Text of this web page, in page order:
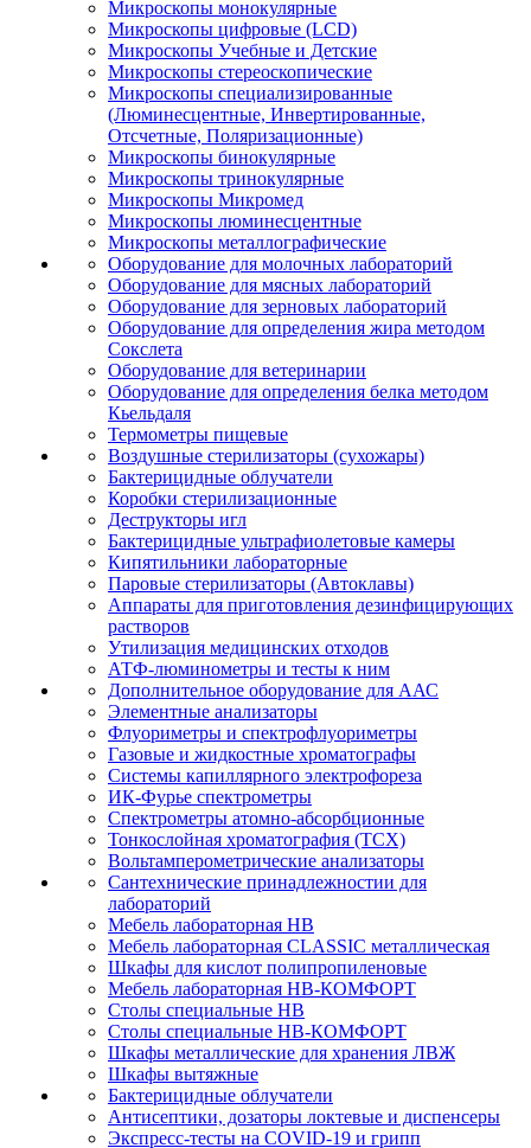
Микроскопы монокулярные
Микроскопы цифровые (LCD)
Микроскопы Учебные и Детские
Микроскопы стереоскопические
Микроскопы специализированные
(Люминесцентные, Инвертированные,
Отсчетные, Поляризационные)
Микроскопы бинокулярные
Микроскопы тринокулярные
Микроскопы Микромед
Микроскопы люминесцентные
Микроскопы металлографические
Оборудование для молочных лабораторий
Оборудование для мясных лабораторий
Оборудование для зерновых лабораторий
Оборудование для определения жира методом
Сокслета
Оборудование для ветеринарии
Оборудование для определения белка методом
Кьельдаля
Термометры пищевые
Воздушные стерилизаторы (сухожары)
Бактерицидные облучатели
Коробки стерилизационные
Деструкторы игл
Бактерицидные ультрафиолетовые камеры
Кипятильники лабораторные
Паровые стерилизаторы (Автоклавы)
Аппараты для приготовления дезинфицирующих
растворов
Утилизация медицинских отходов
АТФ-люминометры и тесты к ним
Дополнительное оборудование для ААС
Элементные анализаторы
Флуориметры и спектрофлуориметры
Газовые и жидкостные хроматографы
Системы капиллярного электрофореза
ИК-Фурье спектрометры
Спектрометры атомно-абсорбционные
Тонкослойная хроматография (ТСХ)
Вольтамперометрические анализаторы
Сантехнические принадлежностии для
лабораторий
Мебель лабораторная НВ
Мебель лабораторная CLASSIC металлическая
Шкафы для кислот полипропиленовые
Мебель лабораторная НВ-КОМФОРТ
Столы специальные НВ
Столы специальные НВ-КОМФОРТ
Шкафы металлические для хранения ЛВЖ
Шкафы вытяжные
Бактерицидные облучатели
Антисептики, дозаторы локтевые и диспенсеры
Экспресс-тесты на COVID-19 и грипп